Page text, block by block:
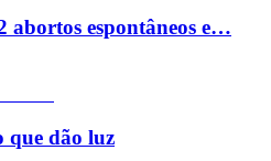
abortos espontâneos e…
que dão luz